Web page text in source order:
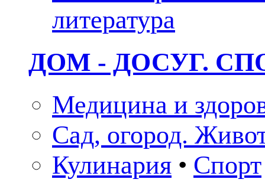
литература
ДОМ - ДОСУГ.
Медицина и
Сад, огород.
Кулинария • Спорт